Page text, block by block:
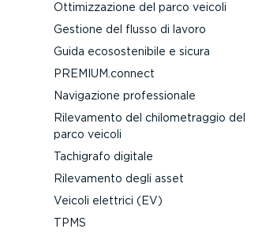
Ottimiz­za­zione del parco veicoli
Gestione del flusso di lavoro
Guida ecoso­ste­nibile e sicura
PREMIUM.connect
Navigazione profes­sionale
Rilevamento del chilo­me­traggio del
parco veicoli
Tachigrafo digitale
Rilevamento degli asset
Veicoli elettrici (EV)
TPMS